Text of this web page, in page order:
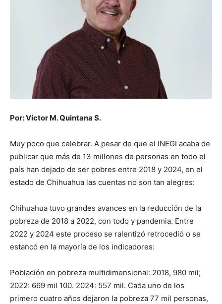
Por: Víctor M. Quintana S.
Muy poco que celebrar. A pesar de que el INEGI acaba de
publicar que más de 13 millones de personas en todo el
país han dejado de ser pobres entre 2018 y 2024, en el
estado de Chihuahua las cuentas no son tan alegres:
Chihuahua tuvo grandes avances en la reducción de la
pobreza de 2018 a 2022, con todo y pandemia. Entre
2022 y 2024 este proceso se ralentizó retrocedió o se
estancó en la mayoría de los indicadores:
Población en pobreza multidimensional: 2018, 980 mil;
2022: 669 mil 100. 2024: 557 mil. Cada uno de los
primero cuatro años dejaron la pobreza 77 mil personas,